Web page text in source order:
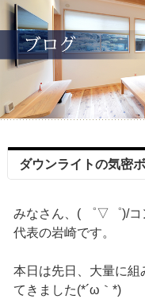
ダウンライトの気密
みなさん、( ゜▽゜)/コ
代表の岩崎です。
本日は先日、大量に組
てきました(*´ω｀*)